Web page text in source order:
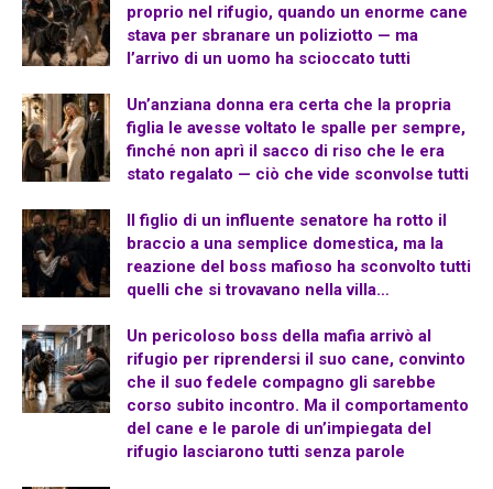
proprio nel rifugio, quando un enorme cane
stava per sbranare un poliziotto — ma
l’arrivo di un uomo ha scioccato tutti
Un’anziana donna era certa che la propria
figlia le avesse voltato le spalle per sempre,
finché non aprì il sacco di riso che le era
stato regalato — ciò che vide sconvolse tutti
Il figlio di un influente senatore ha rotto il
braccio a una semplice domestica, ma la
reazione del boss mafioso ha sconvolto tutti
quelli che si trovavano nella villa…
Un pericoloso boss della mafia arrivò al
rifugio per riprendersi il suo cane, convinto
che il suo fedele compagno gli sarebbe
corso subito incontro. Ma il comportamento
del cane e le parole di un’impiegata del
rifugio lasciarono tutti senza parole